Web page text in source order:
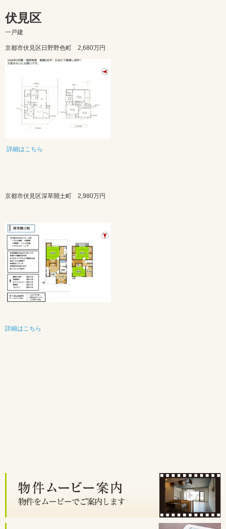
伏見区
一戸建
京都市伏見区日野野色町 2,680万円
詳細はこちら
京都市伏見区深草開土町 2,980万円
詳細はこちら